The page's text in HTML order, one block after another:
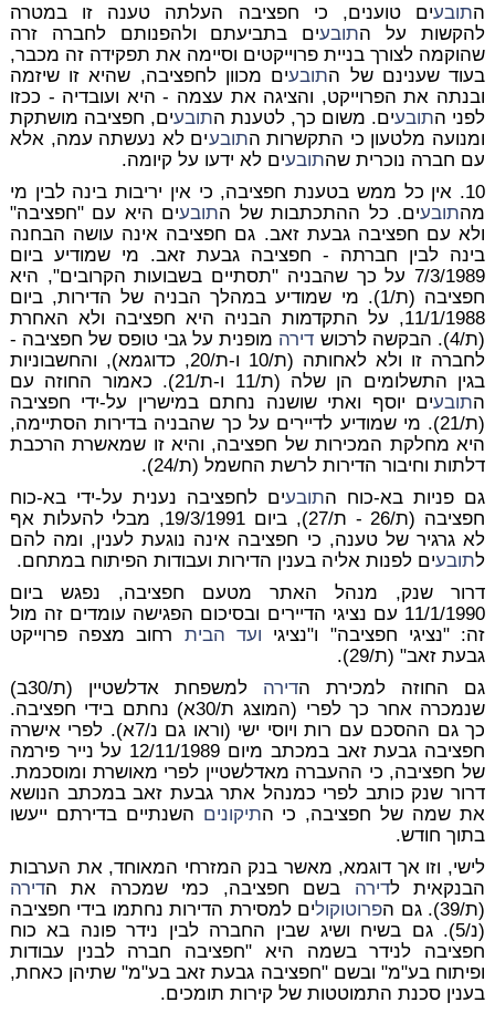
התובעים טוענים, כי חפציבה העלתה טענה זו במטרה
להקשות על התובעים בתביעתם ולהפנותם לחברה זרה
שהוקמה לצורך בניית פרוייקטים וסיימה את תפקידה זה מכבר,
בעוד שענינם של התובעים מכוון לחפציבה, שהיא זו שיזמה
ובנתה את הפרוייקט, והציגה את עצמה - היא ועובדיה - ככזו
לפני התובעים. משום כך, לטענת התובעים, חפציבה מושתקת
ומנועה מלטעון כי התקשרות התובעים לא נעשתה עמה, אלא
עם חברה נוכרית שהתובעים לא ידעו על קיומה.
10. אין כל ממש בטענת חפציבה, כי אין יריבות בינה לבין מי
מהתובעים. כל ההתכתבות של התובעים היא עם "חפציבה"
ולא עם חפציבה גבעת זאב. גם חפציבה אינה עושה הבחנה
בינה לבין חברתה - חפציבה גבעת זאב. מי שמודיע ביום
7/3/1989 על כך שהבניה "תסתיים בשבועות הקרובים", היא
חפציבה (ת/1). מי שמודיע במהלך הבניה של הדירות, ביום
11/1/1988, על התקדמות הבניה היא חפציבה ולא האחרת
(ת/4). הבקשה לרכוש
דירה מופנית על גבי טופס של חפציבה -
לחברה זו ולא לאחותה (ת/10 ו-ת/20, כדוגמא), והחשבוניות
בגין התשלומים הן שלה (ת/11 ו-ת/21). כאמור החוזה עם
התובעים יוסף ואתי שושנה נחתם במישרין על-ידי חפציבה
(ת/21). מי שמודיע לדיירים על כך שהבניה בדירות הסתיימה,
היא מחלקת המכירות של חפציבה, והיא זו שמאשרת הרכבת
דלתות וחיבור הדירות לרשת החשמל (ת/24).
גם פניות בא-כוח התובעים לחפציבה נענית על-ידי בא-כוח
חפציבה (ת/26 - ת/27), ביום 19/3/1991, מבלי להעלות אף
לא גרגיר של טענה, כי חפציבה אינה נוגעת לענין, ומה להם
לתובעים לפנות אליה בענין הדירות ועבודות הפיתוח במתחם.
דרור שנק, מנהל האתר מטעם חפציבה, נפגש ביום
11/1/1990 עם נציגי הדיירים ובסיכום הפגישה עומדים זה מול
זה: "נציגי חפציבה" ו"נציגי ועד הבית רחוב מצפה פרוייקט
גבעת זאב" (ת/29).
גם החוזה למכירת הדירה
למשפחת אדלשטיין (ת/30ב)
שנמכרה אחר כך לפרי (המוצג ת/30א) נחתם בידי חפציבה.
כך גם ההסכם עם רות ויוסי ישי (וראו גם נ/7א). לפרי אישרה
חפציבה גבעת זאב במכתב מיום 12/11/1989 על נייר פירמה
של חפציבה, כי ההעברה מאדלשטיין לפרי מאושרת ומוסכמת.
דרור שנק כותב לפרי כמנהל אתר גבעת זאב במכתב הנושא
את שמה של חפציבה, כי התיקונים השנתיים בדירתם ייעשו
בתוך חודש.
לישי, וזו אך דוגמא, מאשר בנק המזרחי המאוחד, את הערבות
הבנקאית לדירה בשם חפציבה, כמי שמכרה את הדירה
(ת/39). גם ה
פרוטוקולים למסירת הדירות נחתמו בידי חפציבה
(נ/5). גם בשיח ושיג שבין החברה לבין נידר פונה בא כוח
חפציבה לנידר בשמה היא "חפציבה חברה לבנין עבודות
ופיתוח בע"מ" ובשם "חפציבה גבעת זאב בע"מ" שתיהן כאחת,
בענין סכנת התמוטטות של קירות תומכים.